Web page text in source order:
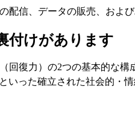
信、データの販売、およ
付けがあります
復力）の2つの基本的な
いった確立された社会的・